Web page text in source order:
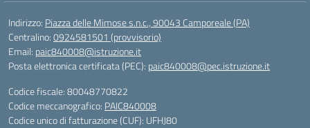
Indirizzo: Piazza delle Mimose s.n.c., 90043 Camporeale (PA)
Centralino:0924581501 (provvisorio)
Email: paic840008@istruzione.it
Posta elettronica certificata (PEC): paic840008@pec.istruzione.it
Codice fiscale: 80048770822
Codice meccanografico: PAIC840008
Codice unico di fatturazione (CUF): UFHJ80